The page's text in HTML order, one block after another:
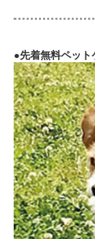
●先着無料ペット